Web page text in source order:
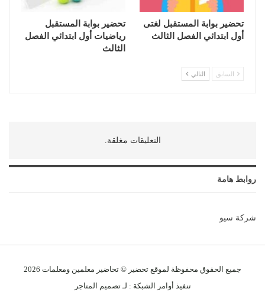
تحضير بوابة المستقبل لغتى
أول ابتدائي الفصل الثالث
تحضير بوابة المستقبل
رياضيات أول ابتدائي الفصل
الثالث
السابق التالي
التعليقات مغلقة.
روابط هامة
شركة سيو
جميع الحقوق محفوظة لموقع تحضير © تحاضير معلمين ومعلمات
تنفيذ أوامر الشبكة : لـتصميم المتاجر